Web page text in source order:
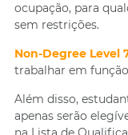
ocupação, para
sem restrições.
Non-Degree Level
trabalhar em
Além disso,
apenas serão